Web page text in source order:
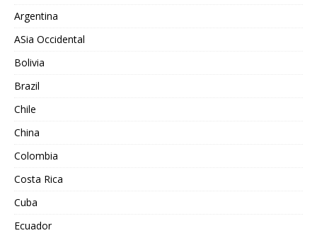
Argentina
ASia Occidental
Bolivia
Brazil
Chile
China
Colombia
Costa Rica
Cuba
Ecuador